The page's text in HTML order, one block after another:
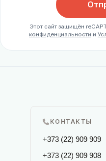
Этот сайт защищён
конфиденциальности и
КОНТАКТЫ
+373 (22) 909 909
+373 (22) 909 908